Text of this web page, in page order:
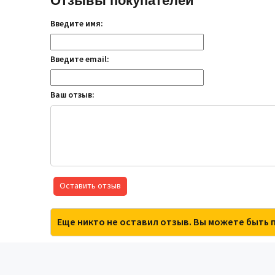
Введите имя:
Введите email:
Ваш отзыв:
Оставить отзыв
Еще никто не оставил отзыв. Вы можете быть